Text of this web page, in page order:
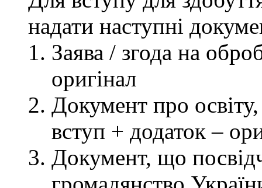
надати наступні
Заява / згода на
оригінал
Документ про освіту,
вступ + додаток –
Документ, що